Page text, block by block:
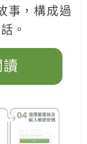
事，構成過
。